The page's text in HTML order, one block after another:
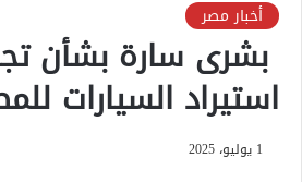
أخبار مصر
بشرى سارة بشأن
استيراد السيارات
1 يوليو، 2025